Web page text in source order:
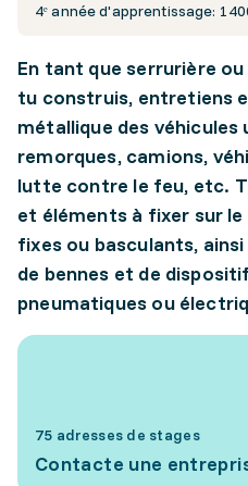
4ᵉ année d'apprentissage:
En tant que serrurière
tu construis, entretiens
métallique des
remorques, camions,
lutte contre le feu, etc.
et éléments à fixer sur
fixes ou basculants,
de bennes et de
pneumatiques ou
75 adresses de stages
Contacte une